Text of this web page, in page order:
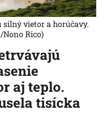
aj teplo.
tisícka
vietor a horúčavy.
Nono Rico)